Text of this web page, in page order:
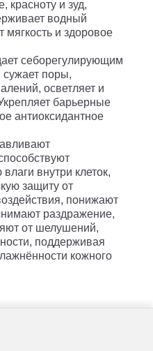
красноту и зуд,
водный
мягкость и здоровое
себорегулирующим
сужает поры,
осветляет и
барьерные
антиоксидантное
внутри клеток,
защиту от
понижают
раздражение,
от шелушений,
поддерживая
кожного